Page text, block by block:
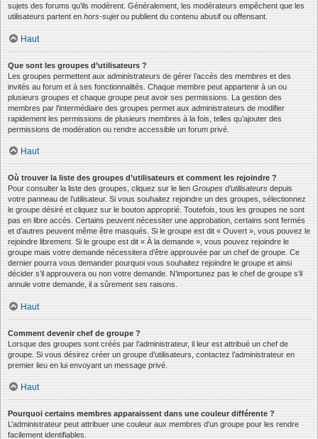
sujets des forums qu’ils modèrent. Généralement, les modérateurs empêchent que les
utilisateurs partent en hors-sujetou publient du contenu abusif ou offensant.
Haut
Que sont les groupes d’utilisateurs ?
Les groupes permettent aux administrateurs de gérer l’accès des membres et des
invités au forum et à ses fonctionnalités. Chaque membre peut appartenir à un ou
plusieurs groupes et chaque groupe peut avoir ses permissions. La gestion des
membres par l’intermédiaire des groupes permet aux administrateurs de modifier
rapidement les permissions de plusieurs membres à la fois, telles qu’ajouter des
permissions de modération ou rendre accessible un forum privé.
Haut
Où trouver la liste des groupes d’utilisateurs et comment les rejoindre ?
Pour consulter la liste des groupes, cliquez sur le lien Groupes d’utilisateurs depuis
votre panneau de l’utilisateur. Si vous souhaitez rejoindre un des groupes, sélectionnez
le groupe désiré et cliquez sur le bouton approprié. Toutefois, tous les groupes ne sont
pas en libre accès. Certains peuvent nécessiter une approbation, certains sont fermés
et d’autres peuvent même être masqués. Si le groupe est dit « Ouvert », vous pouvez le
rejoindre librement. Si le groupe est dit « À la demande », vous pouvez rejoindre le
groupe mais votre demande nécessitera d’être approuvée par un chef de groupe. Ce
dernier pourra vous demander pourquoi vous souhaitez rejoindre le groupe et ainsi
décider s’il approuvera ou non votre demande. N’importunez pas le chef de groupe s’il
annule votre demande, il a sûrement ses raisons.
Haut
Comment devenir chef de groupe ?
Lorsque des groupes sont créés par l’administrateur, il leur est attribué un chef de
groupe. Si vous désirez créer un groupe d’utilisateurs, contactez l’administrateur en
premier lieu en lui envoyant un message privé.
Haut
Pourquoi certains membres apparaissent dans une couleur différente ?
L’administrateur peut attribuer une couleur aux membres d’un groupe pour les rendre
facilement identifiables.